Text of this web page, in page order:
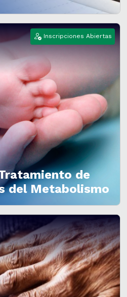
Inscripciones Abiertas
de
del Metabolismo